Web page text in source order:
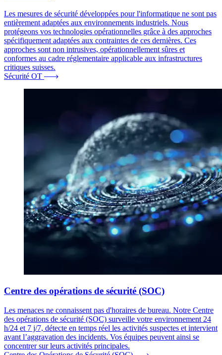
Les mesures de sécurité développées pour l'informatique ne sont pas
entièrement adaptées aux environnements industriels. Nous
protégeons vos technologies opérationnelles grâce à des approches
spécifiquement adaptées aux contraintes de ces dernières. Ces
approches sont non intrusives, opérationnellement sûres et
conformes au cadre réglementaire applicable aux infrastructures
critiques suisses.
Sécurité OT
Centre des opérations de sécurité (SOC)
Les menaces ne connaissent pas d'horaires de bureau. Notre Centre
des opérations de sécurité (SOC) surveille votre environnement 24
h/24 et 7 j/7, détecte en temps réel les activités suspectes et intervient
avant l’aggravation des incidents. Vos équipes peuvent ainsi se
concentrer sur leurs activités principales.